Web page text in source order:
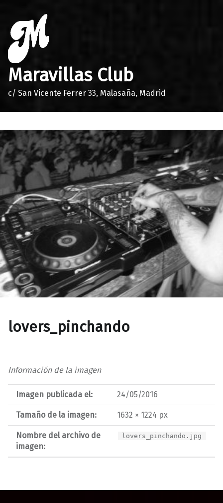
Maravillas Club
c/ San Vicente Ferrer 33, Malasaña, Madrid
lovers_pinchando
Información de la imagen
Imagen publicada el: 24/05/2016
Tamaño de la imagen: 1632 × 1224 px
Nombre del archivo de
imagen:
lovers_pinchando.jpg
Navegación de entradas